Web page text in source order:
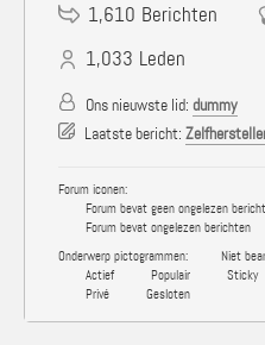
1,610 Berichten
1,033 Leden
Ons nieuwste lid: dummy
Laatste bericht:
Forum iconen:
Forum bevat geen ongelezen
Forum bevat ongelezen berichten
Onderwerp pictogrammen:
Niet
Actief
Populair Sticky
Privé
Gesloten